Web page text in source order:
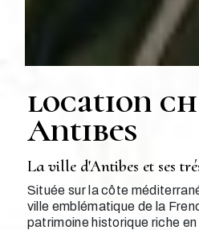
location
Antibes
La ville d'Antibes et ses
Située sur la côte
ville emblématique de la
patrimoine historique riche